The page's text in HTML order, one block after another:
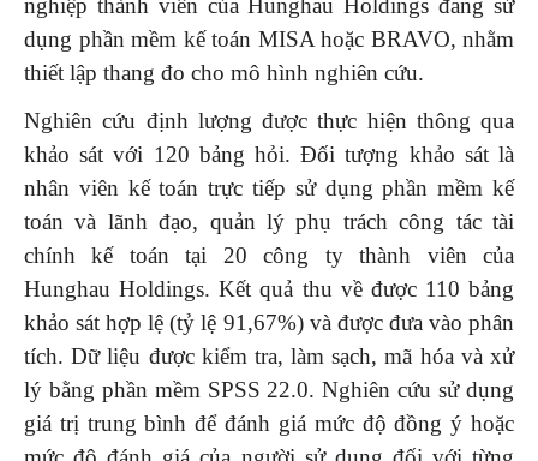
nghiệp thành viên của Hunghau Holdings đang sử
dụng phần mềm kế toán MISA hoặc BRAVO, nhằm
thiết lập thang đo cho mô hình nghiên cứu.
Nghiên cứu định lượng được thực hiện thông qua
khảo sát với 120 bảng hỏi. Đối tượng khảo sát là
nhân viên kế toán trực tiếp sử dụng phần mềm kế
toán và lãnh đạo, quản lý phụ trách công tác tài
chính kế toán tại 20 công ty thành viên của
Hunghau Holdings. Kết quả thu về được 110 bảng
khảo sát hợp lệ (tỷ lệ 91,67%) và được đưa vào phân
tích. Dữ liệu được kiểm tra, làm sạch, mã hóa và xử
lý bằng phần mềm SPSS 22.0. Nghiên cứu sử dụng
giá trị trung bình để đánh giá mức độ đồng ý hoặc